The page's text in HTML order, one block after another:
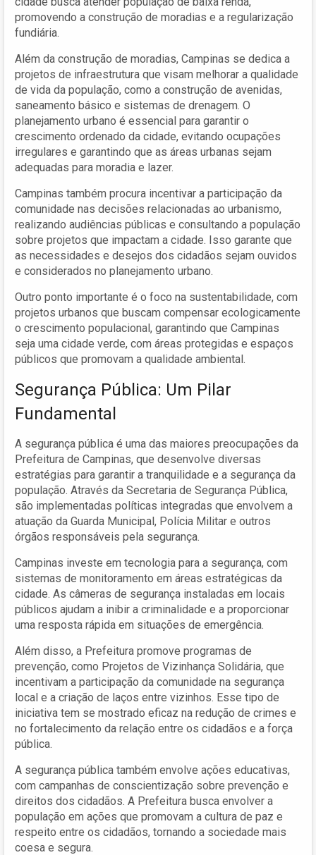
promovendo a construção de moradias e a regularização
fundiária.
Além da construção de moradias, Campinas se dedica a
projetos de infraestrutura que visam melhorar a qualidade
de vida da população, como a construção de avenidas,
saneamento básico e sistemas de drenagem. O
planejamento urbano é essencial para garantir o
crescimento ordenado da cidade, evitando ocupações
irregulares e garantindo que as áreas urbanas sejam
adequadas para moradia e lazer.
Campinas também procura incentivar a participação da
comunidade nas decisões relacionadas ao urbanismo,
realizando audiências públicas e consultando a população
sobre projetos que impactam a cidade. Isso garante que
as necessidades e desejos dos cidadãos sejam ouvidos
e considerados no planejamento urbano.
Outro ponto importante é o foco na sustentabilidade, com
projetos urbanos que buscam compensar ecologicamente
o crescimento populacional, garantindo que Campinas
seja uma cidade verde, com áreas protegidas e espaços
públicos que promovam a qualidade ambiental.
Segurança Pública: Um Pilar
Fundamental
A segurança pública é uma das maiores preocupações da
Prefeitura de Campinas, que desenvolve diversas
estratégias para garantir a tranquilidade e a segurança da
população. Através da Secretaria de Segurança Pública,
são implementadas políticas integradas que envolvem a
atuação da Guarda Municipal, Polícia Militar e outros
órgãos responsáveis pela segurança.
Campinas investe em tecnologia para a segurança, com
sistemas de monitoramento em áreas estratégicas da
cidade. As câmeras de segurança instaladas em locais
públicos ajudam a inibir a criminalidade e a proporcionar
uma resposta rápida em situações de emergência.
Além disso, a Prefeitura promove programas de
prevenção, como Projetos de Vizinhança Solidária, que
incentivam a participação da comunidade na segurança
local e a criação de laços entre vizinhos. Esse tipo de
iniciativa tem se mostrado eficaz na redução de crimes e
no fortalecimento da relação entre os cidadãos e a força
pública.
A segurança pública também envolve ações educativas,
com campanhas de conscientização sobre prevenção e
direitos dos cidadãos. A Prefeitura busca envolver a
população em ações que promovam a cultura de paz e
respeito entre os cidadãos, tornando a sociedade mais
coesa e segura.